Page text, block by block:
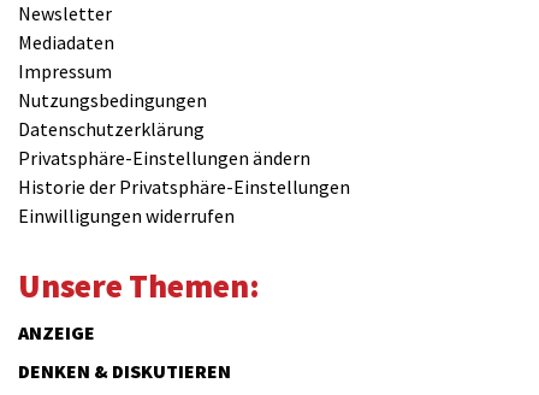
Newsletter
Mediadaten
Impressum
Nutzungsbedingungen
Datenschutzerklärung
Privatsphäre-Einstellungen ändern
Historie der Privatsphäre-Einstellungen
Einwilligungen widerrufen
Unsere Themen:
ANZEIGE
DENKEN & DISKUTIEREN